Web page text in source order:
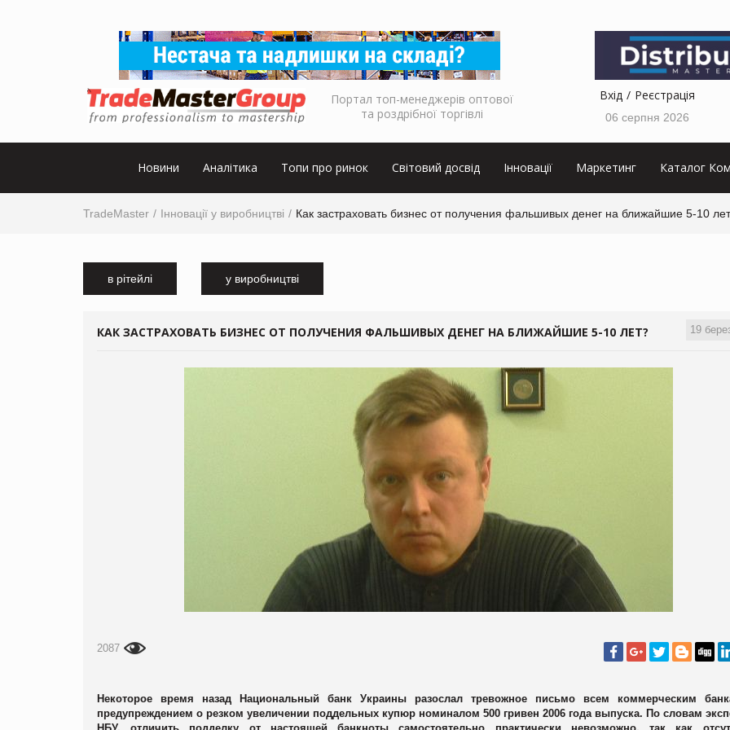
Портал топ-менеджерів оптової
та роздрібної торгівлі
Вхід Реєстрація
06 серпня 2026
Новини Аналітика Топи про ринок Світовий досвід Інновації Маркетинг Каталог
TradeMaster Інновації у виробництві Как застраховать бизнес от получения фальшивых денег на ближайшие 5-10
в рітейлі у виробництві
19
КАК ЗАСТРАХОВАТЬ БИЗНЕС ОТ ПОЛУЧЕНИЯ ФАЛЬШИВЫХ ДЕНЕГ НА БЛИЖАЙШИЕ 5-10 ЛЕТ?
2087
Некоторое время назад Национальный банк Украины разослал тревожное письмо всем коммерческим
предупреждением о резком увеличении поддельных купюр номиналом 500 гривен 2006 года выпуска. По словам